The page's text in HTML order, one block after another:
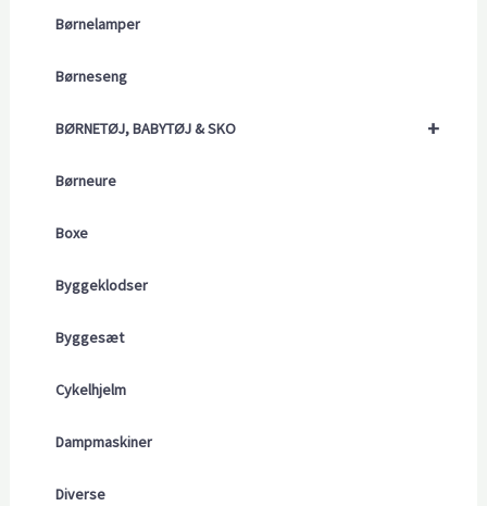
Børnelamper
Børneseng
+
BØRNETØJ, BABYTØJ & SKO
Børneure
Boxe
Byggeklodser
Byggesæt
Cykelhjelm
Dampmaskiner
Diverse